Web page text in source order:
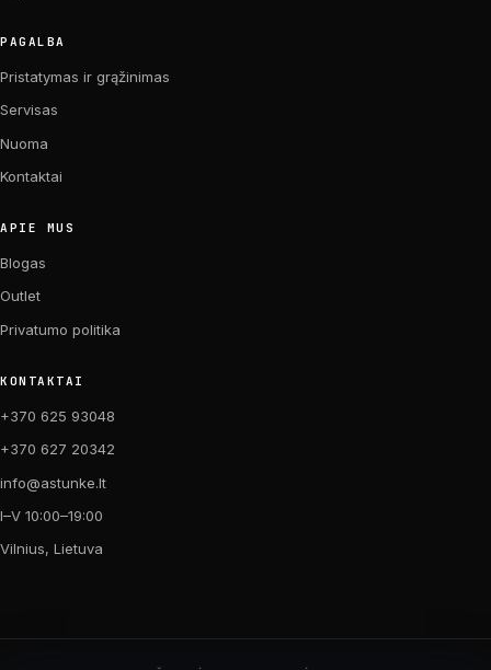
PAGALBA
Pristatymas ir grąžinimas
Servisas
Nuoma
Kontaktai
APIE MUS
Blogas
Outlet
Privatumo politika
KONTAKTAI
+370 625 93048
+370 627 20342
info@astunke.lt
I–V 10:00–19:00
Vilnius, Lietuva